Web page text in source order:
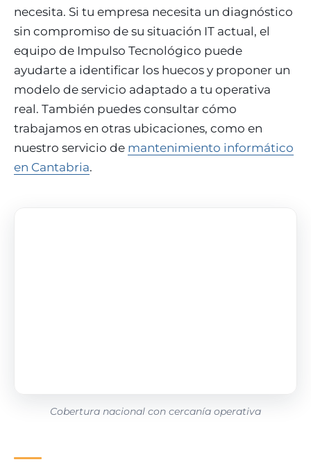
necesita. Si tu empresa necesita un diagnóstico
sin compromiso de su situación IT actual, el
equipo de Impulso Tecnológico puede
ayudarte a identificar los huecos y proponer un
modelo de servicio adaptado a tu operativa
real. También puedes consultar cómo
trabajamos en otras ubicaciones, como en
nuestro servicio de mantenimiento informático
en Cantabria.
Cobertura nacional con cercanía operativa